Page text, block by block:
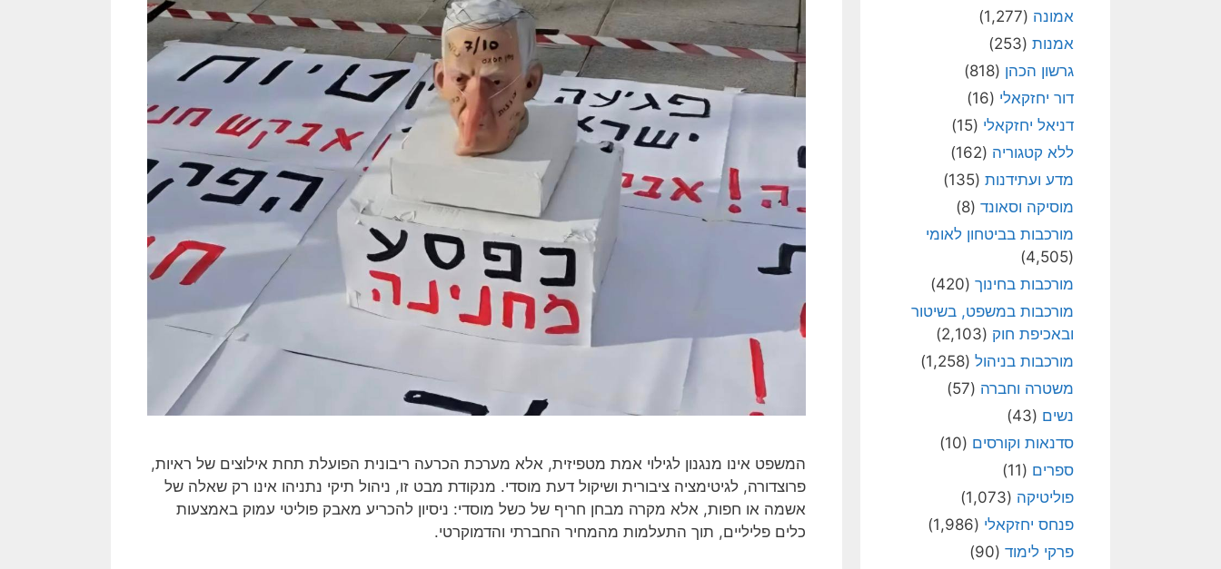
המשפט אינו מנגנון לגילוי אמת מטפיזית, אלא מערכת הכרעה ריבונית הפועלת תחת אילוצים של ראיות,
פרוצדורה, לגיטימציה ציבורית ושיקול דעת מוסדי. מנקודת מבט זו, ניהול תיקי נתניהו אינו רק שאלה של
אשמה או חפות, אלא מקרה מבחן חריף של כשל מוסדי: ניסיון להכריע מאבק פוליטי עמוק באמצעות
כלים פליליים, תוך התעלמות מהמחיר החברתי והדמוקרטי.
אמונה (1,277)
אמנות (253)
גרשון הכהן (818)
דור יחזקאלי (16)
דניאל יחזקאלי (15)
ללא קטגוריה (162)
מדע ועתידנות (135)
מוסיקה וסאונד (8)
מורכבות בביטחון לאומי
(4,505)
מורכבות בחינוך (420)
מורכבות במשפט, בשיטור
ובאכיפת חוק (2,103)
מורכבות בניהול (1,258)
משטרה וחברה (57)
נשים (43)
סדנאות וקורסים (10)
ספרים (11)
פוליטיקה (1,073)
פנחס יחזקאלי (1,986)
פרקי לימוד (90)